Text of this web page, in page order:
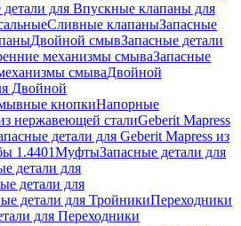
детали для Впускные клапаны для
Сливные клапаныЗапасные
Двойной смывЗапасные детали
механизмы смываЗапасные
смываДвойной
Двойной
кнопкиНапорные
нержавеющей сталиGeberit Mapress
детали для Geberit Mapress из
1.4401МуфтыЗапасные детали для
детали для
детали для
детали для ТройникиПереходники
для Переходники